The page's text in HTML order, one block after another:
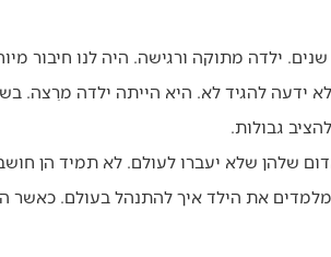
שנים. ילדה מתוקה ורגישה. היה לנו
ידעה להגיד לא. היא הייתה ילדה מרַצה.
גבולות.
שלהן שלא יעברו לעולם. לא תמיד הן
את הילד איך להתנהל בעולם. כאשר